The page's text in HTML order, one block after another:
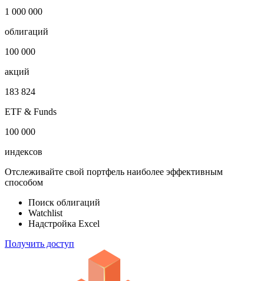
1 000 000
облигаций
100 000
акций
183 824
ETF & Funds
100 000
индексов
Отслеживайте свой портфель наиболее эффективным
способом
Поиск облигаций
Watchlist
Надстройка Excel
Получить доступ